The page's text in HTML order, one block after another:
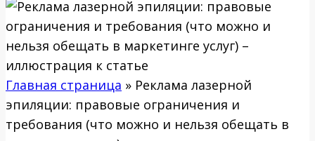
Главная страница » Реклама лазерной
эпиляции: правовые ограничения и
требования (что можно и нельзя обещать в